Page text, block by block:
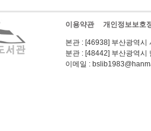
이용약관 개인정보보호
본관 : [46938] 부산광역
분관 : [48442] 부산광역
이메일 :